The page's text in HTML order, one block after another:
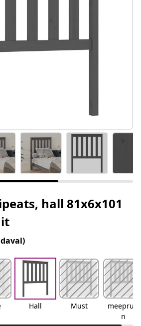
hall 81x6x101
Hall Must
meepruu
n